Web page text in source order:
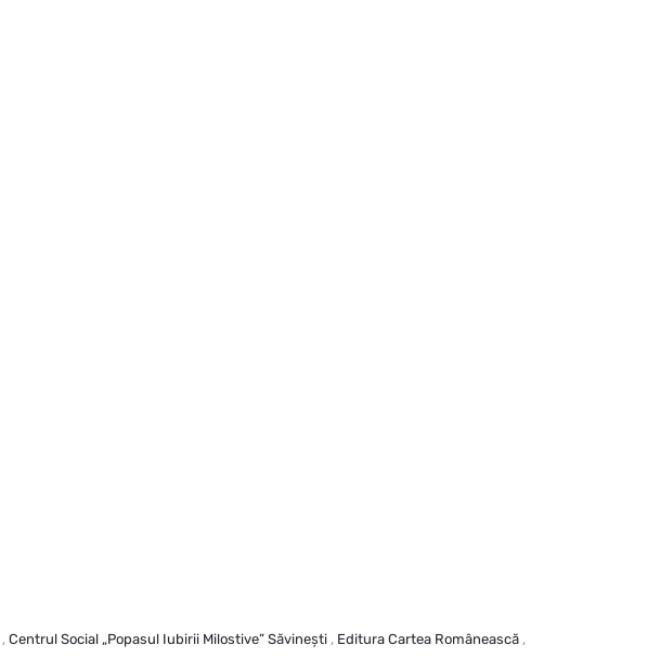
, Centrul Social „Popasul Iubirii Milostive” Săvineşti , Editura Cartea Românească ,